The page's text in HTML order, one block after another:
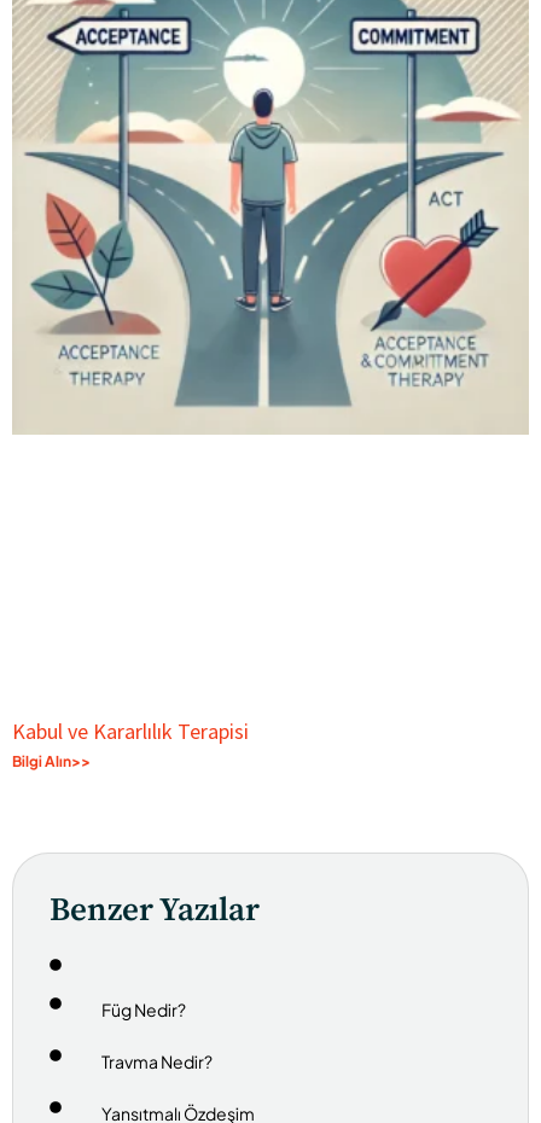
Kabul ve Kararlılık Terapisi
Bilgi Alın>>
Benzer Yazılar
Füg Nedir?
Travma Nedir?
Yansıtmalı Özdeşim